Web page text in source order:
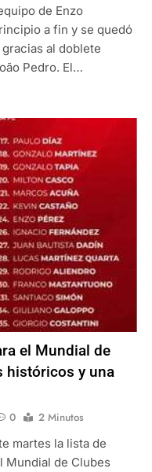
de Enzo
a fin y se quedó
al doblete
Pedro. El…
el Mundial de
históricos y una
0
2 Minutos
martes la lista de
Mundial de Clubes